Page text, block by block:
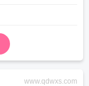
www.qdwxs.com